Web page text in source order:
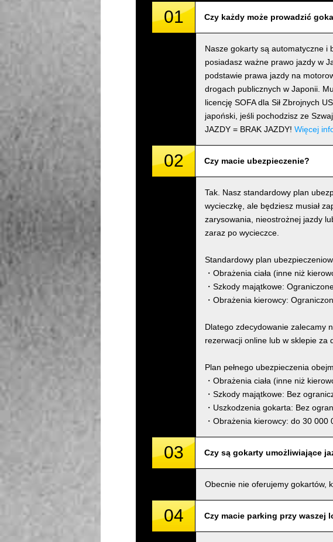
01 Czy każdy może prowadzić
Nasze gokarty są automatyczne i
posiadasz ważne prawo jazdy w
podstawie prawa jazdy na
drogach publicznych w Japonii.
licencję SOFA dla Sił Zbrojnych
japoński, jeśli pochodzisz ze
JAZDY = BRAK JAZDY! Więcej
02 Czy macie ubezpieczenie?
Tak. Nasz standardowy plan
wycieczkę, ale będziesz musiał
zarysowania, nieostrożnej jazdy
zaraz po wycieczce.
Standardowy plan
・Obrażenia ciała (inne niż
・Szkody majątkowe:
・Obrażenia kierowcy:
Dlatego zdecydowanie zalecamy
rezerwacji online lub w sklepie za
Plan pełnego ubezpieczenia
・Obrażenia ciała (inne niż
・Szkody majątkowe: Bez
・Uszkodzenia gokarta: Bez
・Obrażenia kierowcy: do 30 000
03 Czy są gokarty umożliwiające
Obecnie nie oferujemy gokartów,
04 Czy macie parking przy waszej